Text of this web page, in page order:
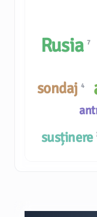
susținere
Rusia7
sondaj 4